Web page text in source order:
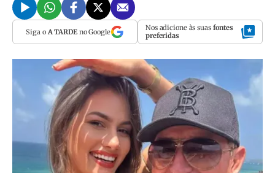
Siga o A TARDEno Google Nos adicione às suas fontes
preferidas